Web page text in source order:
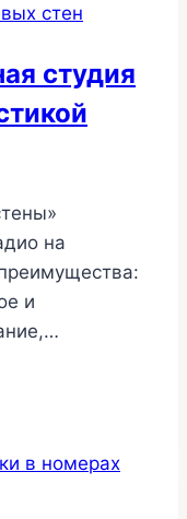
стен
студия
на
и